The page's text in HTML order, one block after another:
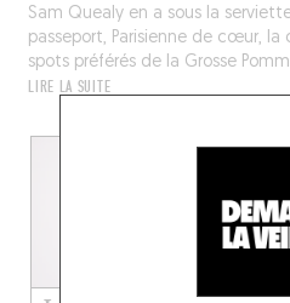
Sam Quealy en a sous la
passeport, Parisienne de cœur, la
spots préférés de la Grosse
LIRE LA SUITE